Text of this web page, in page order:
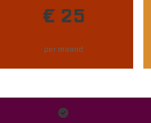
€ 25
per maand
